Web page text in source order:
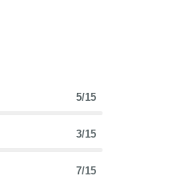
5/15
3/15
7/15